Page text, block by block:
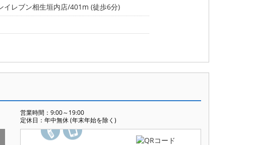
イレブン相生垣内店/401m (徒歩6分)
営業時間：9:00～19:00
定休日：年中無休 (年末年始を除く)